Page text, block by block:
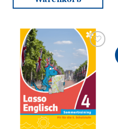
Zur
Wunschliste
hinzufügen